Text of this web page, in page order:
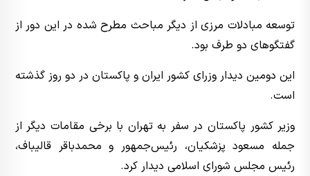
توسعه مبادلات مرزی از دیگر مباحث مطرح شده در این دور از
گفتگوهای دو طرف بود.
این دومین دیدار وزرای کشور ایران و پاکستان در دو روز گذشته
است.
وزیر کشور پاکستان در سفر به تهران با برخی مقامات دیگر از
جمله مسعود پزشکیان، رئیس‌جمهور و محمدباقر قالیباف،
رئیس مجلس شورای اسلامی دیدار کرد.